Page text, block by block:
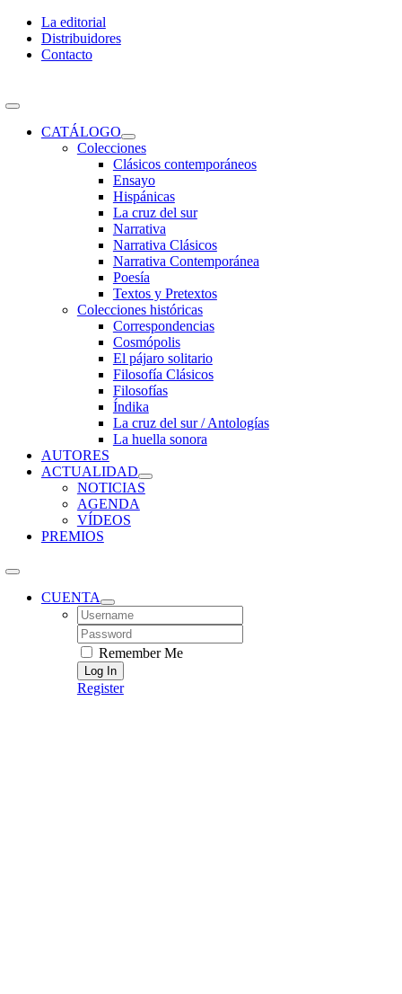
Skip
content
La editorial
Distribuidores
Contacto
Toggle
NavigationCATÁLOGO
Colecciones
Clásicos contemporáneos
Ensayo
Hispánicas
La cruz del sur
Narrativa
Narrativa Clásicos
Narrativa Contemporánea
Poesía
Textos y Pretextos
Colecciones históricas
Correspondencias
Cosmópolis
El pájaro solitario
Filosofía Clásicos
Filosofías
Índika
La cruz del sur / Antologías
La huella sonora
AUTORES
ACTUALIDAD
NOTICIAS
AGENDA
VÍDEOS
PREMIOS
CUENTA
Username:
Password:
Remember Me
Register